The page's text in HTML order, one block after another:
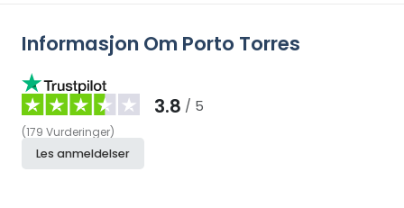
Informasjon Om Porto Torres
3.8 / 5
(179 Vurderinger)
Les anmeldelser